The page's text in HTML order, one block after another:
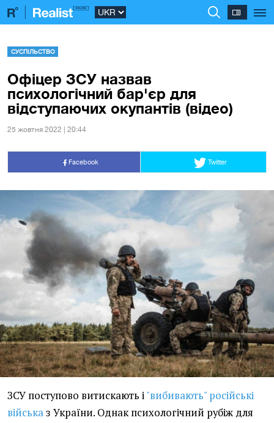
СУСПІЛЬСТВО
Офіцер ЗСУ назвав
психологічний бар'єр для
відступаючих окупантів (відео)
25 жовтня 2022 | 20:44
Facebook Twitter
ЗСУ поступово витискають і"вибивають" російські
військаз України. Однак психологічний рубіж для